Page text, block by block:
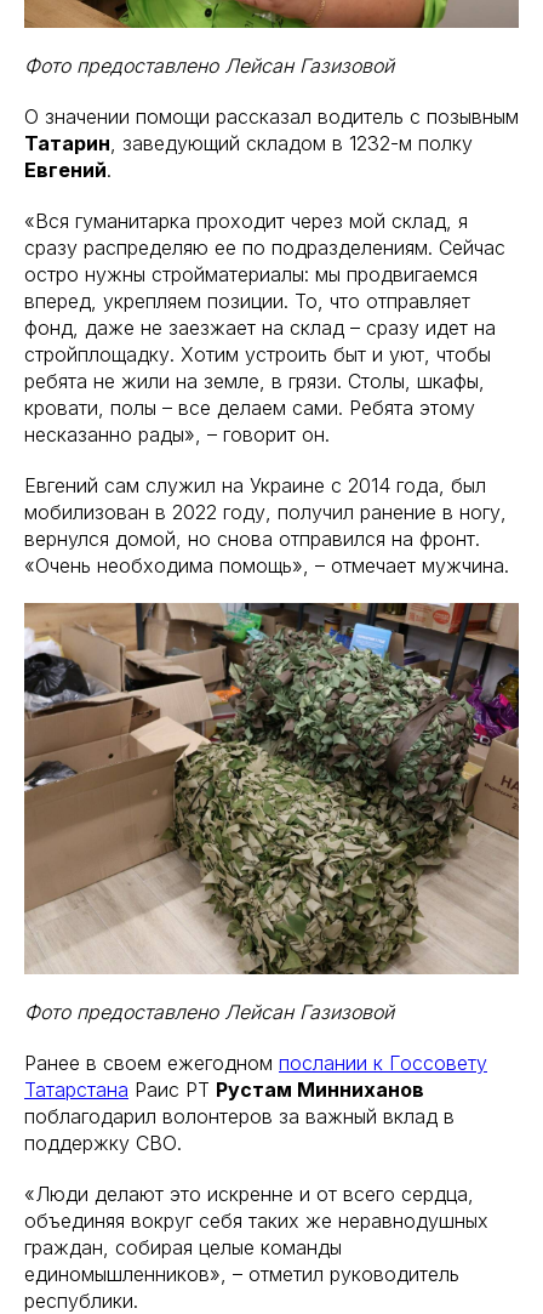
Фото предоставлено Лейсан Газизовой
О значении помощи рассказал водитель с позывным
Татарин, заведующий складом в 1232-м полку
Евгений.
«Вся гуманитарка проходит через мой склад, я
сразу распределяю ее по подразделениям. Сейчас
остро нужны стройматериалы: мы продвигаемся
вперед, укрепляем позиции. То, что отправляет
фонд, даже не заезжает на склад – сразу идет на
стройплощадку. Хотим устроить быт и уют, чтобы
ребята не жили на земле, в грязи. Столы, шкафы,
кровати, полы – все делаем сами. Ребята этому
несказанно рады», – говорит он.
Евгений сам служил на Украине с 2014 года, был
мобилизован в 2022 году, получил ранение в ногу,
вернулся домой, но снова отправился на фронт.
«Очень необходима помощь», – отмечает мужчина.
Фото предоставлено Лейсан Газизовой
Ранее в своем ежегодном послании к Госсовету
Татарстана Раис РТ Рустам Минниханов
поблагодарил волонтеров за важный вклад в
поддержку СВО.
«Люди делают это искренне и от всего сердца,
объединяя вокруг себя таких же неравнодушных
граждан, собирая целые команды
единомышленников», – отметил руководитель
республики.